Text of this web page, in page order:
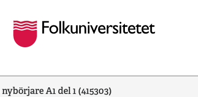
A1 del 1 (415303)